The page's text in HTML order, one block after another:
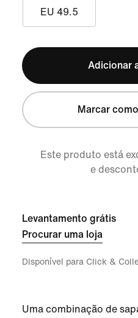
EU 49.5
Adicionar
Marcar
Este produto está
e
Levantamento grátis
Procurar uma loja
Disponível para Click &
Uma combinação de